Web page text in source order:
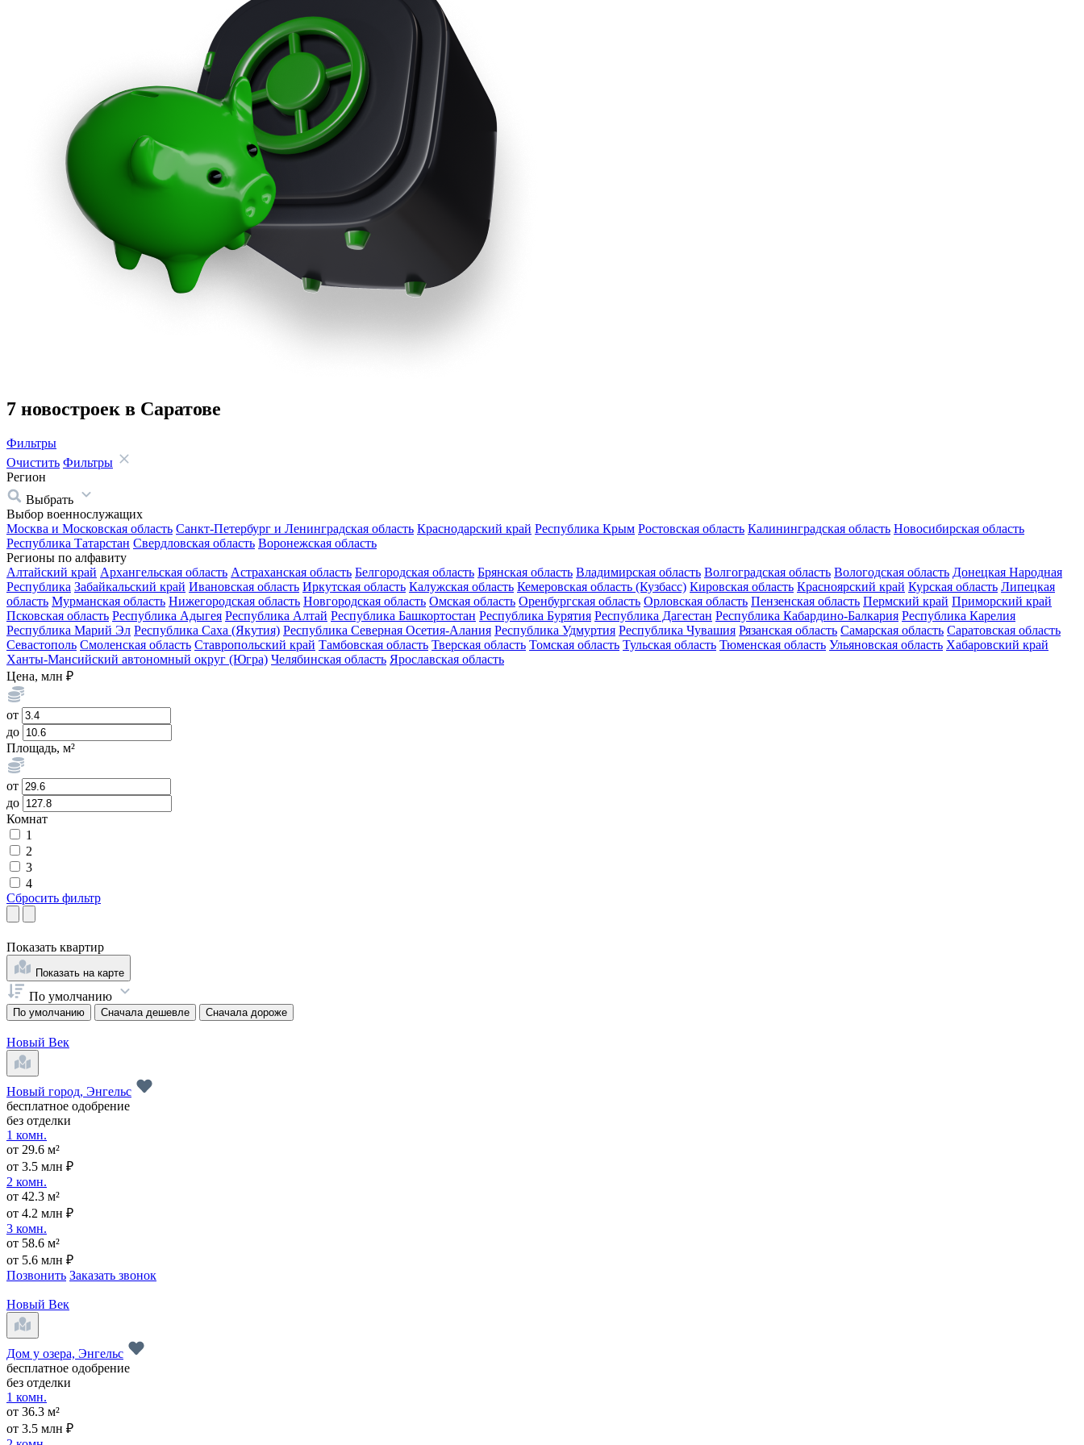
7 новостроек в Саратове
Фильтры
Очистить Фильтры
Регион
Выбрать
Выбор военнослужащих
Москва и Московская область Санкт-Петербург и Ленинградская область Краснодарский край Республика Крым Ростовская область Калининградская область Новосибирская область
Республика Татарстан Свердловская область Воронежская область
Регионы по алфавиту
Алтайский край Архангельская область Астраханская область Белгородская область Брянская область Владимирская область Волгоградская область Вологодская область Донецкая Народная
Республика Забайкальский край Ивановская область Иркутская область Калужская область Кемеровская область (Кузбасс) Кировская область Красноярский край Курская область Липецкая
область Мурманская область Нижегородская область Новгородская область Омская область Оренбургская область Орловская область Пензенская область Пермский край Приморский край
Псковская область Республика Адыгея Республика Алтай Республика Башкортостан Республика Бурятия Республика Дагестан Республика Кабардино-Балкария Республика Карелия
Республика Марий Эл Республика Саха (Якутия) Республика Северная Осетия-Алания Республика Удмуртия Республика Чувашия Рязанская область Самарская область Саратовская область
Севастополь Смоленская область Ставропольский край Тамбовская область Тверская область Томская область Тульская область Тюменская область Ульяновская область Хабаровский край
Ханты-Мансийский автономный округ (Югра) Челябинская область Ярославская область
Цена, млн ₽
от
до
Площадь, м²
от
до
Комнат
1
2
3
4
Сбросить фильтр
Показать квартир
Показать на карте
По умолчанию
По умолчанию Сначала дешевле Сначала дороже
Новый Век
Новый город, Энгельс
бесплатное одобрение
без отделки
1 комн.
от 29.6 м²
от 3.5 млн ₽
2 комн.
от 42.3 м²
от 4.2 млн ₽
3 комн.
от 58.6 м²
от 5.6 млн ₽
Позвонить Заказать звонок
Новый Век
Дом у озера, Энгельс
бесплатное одобрение
без отделки
1 комн.
от 36.3 м²
от 3.5 млн ₽